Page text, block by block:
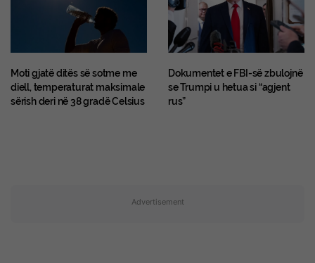
Moti gjatë ditës së sotme me
diell, temperaturat maksimale
sërish deri në 38 gradë Celsius
Dokumentet e FBI-së zbulojnë
se Trumpi u hetua si “agjent
rus”
Advertisement